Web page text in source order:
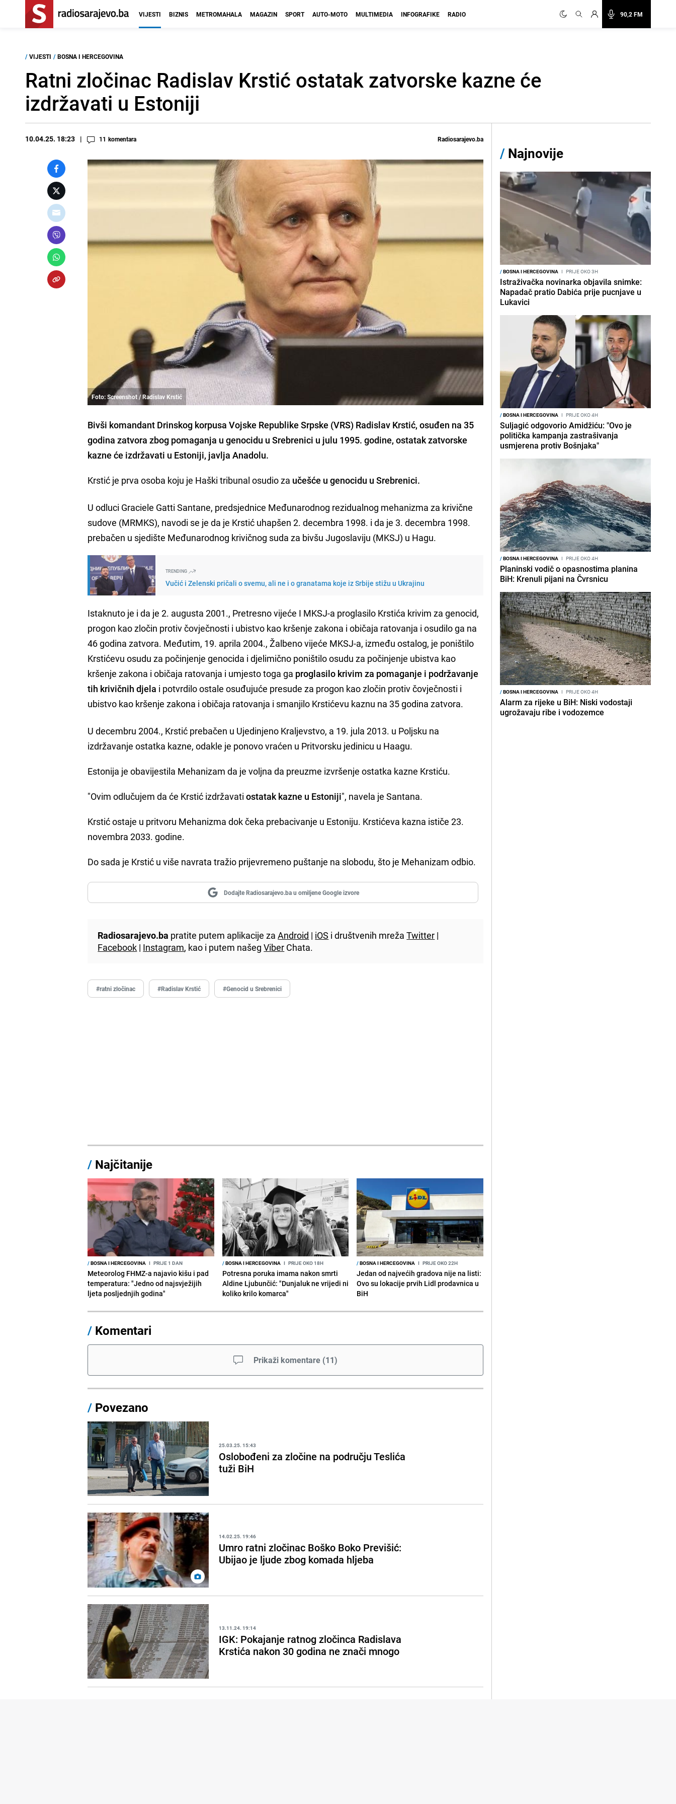
90,2 FM
VIJESTI BIZNIS METROMAHALA MAGAZIN SPORT AUTO-MOTO MULTIMEDIA INFOGRAFIKE RADIO
/ VIJESTI / BOSNA I HERCEGOVINA
Ratni zločinac Radislav Krstić ostatak zatvorske kazne će
izdržavati u Estoniji
10.04.25. 18:23 11 komentara Radiosarajevo.ba
Foto: Screenshot / Radislav Krstić
Bivši komandant Drinskog korpusa Vojske Republike Srpske (VRS) Radislav Krstić, osuđen na 35
godina zatvora zbog pomaganja u genocidu u Srebrenici u julu 1995. godine, ostatak zatvorske
kazne će izdržavati u Estoniji, javlja Anadolu.
Krstić je prva osoba koju je Haški tribunal osudio za učešće u genocidu u Srebrenici.
U odluci Graciele Gatti Santane, predsjednice Međunarodnog rezidualnog mehanizma za krivične
sudove (MRMKS), navodi se je da je Krstić uhapšen 2. decembra 1998. i da je 3. decembra 1998.
prebačen u sjedište Međunarodnog krivičnog suda za bivšu Jugoslaviju (MKSJ) u Hagu.
TRENDING
Vučić i Zelenski pričali o svemu, ali ne i o granatama koje iz Srbije stižu u Ukrajinu
Istaknuto je i da je 2. augusta 2001., Pretresno vijeće I MKSJ-a proglasilo Krstića krivim za genocid,
progon kao zločin protiv čovječnosti i ubistvo kao kršenje zakona i običaja ratovanja i osudilo ga na
46 godina zatvora. Međutim, 19. aprila 2004., Žalbeno vijeće MKSJ-a, između ostalog, je poništilo
Krstićevu osudu za počinjenje genocida i djelimično poništilo osudu za počinjenje ubistva kao
kršenje zakona i običaja ratovanja i umjesto toga ga proglasilo krivim za pomaganje i podržavanje
tih krivičnih djela i potvrdilo ostale osuđujuće presude za progon kao zločin protiv čovječnosti i
ubistvo kao kršenje zakona i običaja ratovanja i smanjilo Krstićevu kaznu na 35 godina zatvora.
U decembru 2004., Krstić prebačen u Ujedinjeno Kraljevstvo, a 19. jula 2013. u Poljsku na
izdržavanje ostatka kazne, odakle je ponovo vraćen u Pritvorsku jedinicu u Haagu.
Estonija je obavijestila Mehanizam da je voljna da preuzme izvršenje ostatka kazne Krstiću.
"Ovim odlučujem da će Krstić izdržavati ostatak kazne u Estoniji", navela je Santana.
Krstić ostaje u pritvoru Mehanizma dok čeka prebacivanje u Estoniju. Krstićeva kazna ističe 23.
novembra 2033. godine.
Do sada je Krstić u više navrata tražio prijevremeno puštanje na slobodu, što je Mehanizam odbio.
Dodajte Radiosarajevo.ba u omiljene Google izvore
Radiosarajevo.ba pratite putem aplikacije zaAndroid | iOS i društvenih mrežaTwitter |
Facebook | Instagram, kao i putem našegViber Chata.
#ratni zločinac #Radislav Krstić #Genocid u Srebrenici
/ Najčitanije
/BOSNA I HERCEGOVINA I PRIJE 1 DAN
Meteorolog FHMZ-a najavio kišu i pad
temperatura: "Jedno od najsvježijih
ljeta posljednjih godina"
/BOSNA I HERCEGOVINA I PRIJE OKO 18H
Potresna poruka imama nakon smrti
Aldine Ljubunčić: "Dunjaluk ne vrijedi ni
koliko krilo komarca"
/BOSNA I HERCEGOVINA I PRIJE OKO 22H
Jedan od najvećih gradova nije na listi:
Ovo su lokacije prvih Lidl prodavnica u
BiH
/ Komentari
Prikaži komentare (11)
/ Povezano
25.03.25. 15:43
Oslobođeni za zločine na području Teslića
tuži BiH
14.02.25. 19:46
Umro ratni zločinac Boško Boko Previšić:
Ubijao je ljude zbog komada hljeba
13.11.24. 19:14
IGK: Pokajanje ratnog zločinca Radislava
Krstića nakon 30 godina ne znači mnogo
/ Najnovije
/BOSNA I HERCEGOVINA I PRIJE OKO 3H
Istraživačka novinarka objavila snimke:
Napadač pratio Dabića prije pucnjave u
Lukavici
/BOSNA I HERCEGOVINA I PRIJE OKO 4H
Suljagić odgovorio Amidžiću: "Ovo je
politička kampanja zastrašivanja
usmjerena protiv Bošnjaka"
/BOSNA I HERCEGOVINA I PRIJE OKO 4H
Planinski vodič o opasnostima planina
BiH: Krenuli pijani na Čvrsnicu
/BOSNA I HERCEGOVINA I PRIJE OKO 4H
Alarm za rijeke u BiH: Niski vodostaji
ugrožavaju ribe i vodozemce